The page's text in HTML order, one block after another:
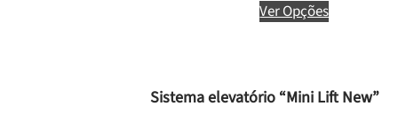
Ver Opções
Sistema elevatório “Mini Lift New”